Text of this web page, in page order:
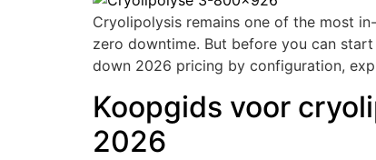
Cryolipolysis remains one of the most
zero downtime. But before you can
down 2026 pricing by configuration,
Koopgids voor
2026